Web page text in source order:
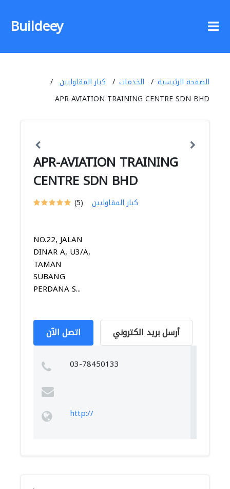
Buildeey
الصفحة الرئيسية الخدمات
كبار المقاوليين
APR-AVIATION TRAINING CENTRE SDN BHD
APR-AVIATION TRAINING
CENTRE SDN BHD
(5) كبار المقاوليين
NO.22, JALAN
DINAR A, U3/A,
TAMAN
SUBANG
PERDANA S...
اتصل الآن أرسل بريد الكتروني
03-78450133
http://